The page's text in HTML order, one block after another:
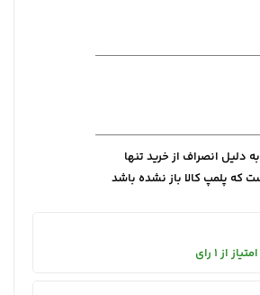
دلیل انصراف از خرید تنها
که پلمپ کالا باز نشده باشد